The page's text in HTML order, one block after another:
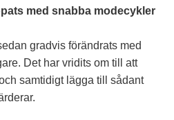
med snabba modecykler
gradvis förändrats med
Det har vridits om till att
samtidigt lägga till sådant